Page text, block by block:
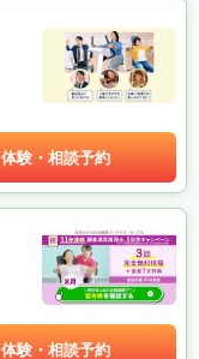
体験・相談予約
体験・相談予約